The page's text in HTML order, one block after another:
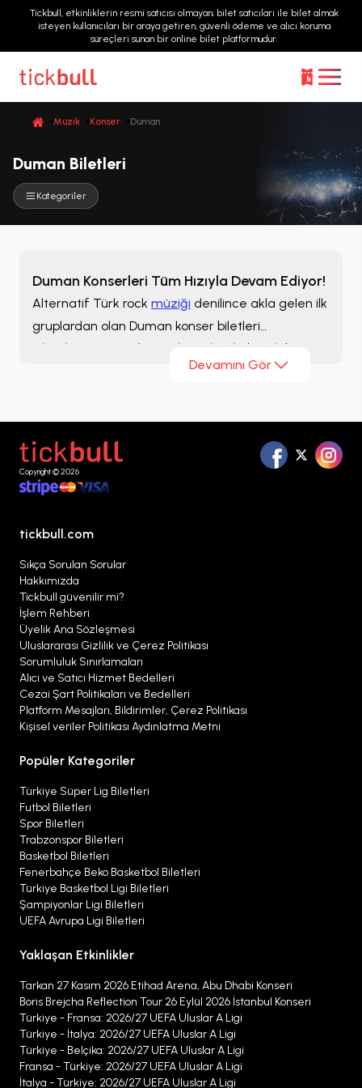
Tickbull, etkinliklerin resmi satıcısı olmayan; bilet satıcıları ile bilet almak
isteyen kullanıcıları bir araya getiren, güvenli ödeme ve alıcı koruma
süreçleri sunan bir online bilet platformudur.
Müzik Konser Duman
Duman Biletleri
Kategoriler
Duman Konserleri Tüm Hızıyla Devam Ediyor!
Alternatif Türk rock müziği denilince akla gelen ilk
gruplardan olan Duman konser biletleri
Biletalsat’ta! “Her Şeyi Yak” şarkısıyla büyük bir
hayran kitlesine ulaşan Duman 2020 konserleri hiç
konserdeki yerinizi alabilir ve Duman konserlerini
en güzel yerden izleme şansını yakalayabilirsiniz.
Devamını Gör
Copyright © 2026
tickbull.com
Sıkça Sorulan Sorular
Hakkımızda
Tickbull güvenilir mi?
İşlem Rehberi
Üyelik Ana Sözleşmesi
Uluslararası Gizlilik ve Çerez Politikası
Sorumluluk Sınırlamaları
Alıcı ve Satıcı Hizmet Bedelleri
Cezai Şart Politikaları ve Bedelleri
Platform Mesajları, Bildirimler, Çerez Politikası
Kişisel veriler Politikası Aydınlatma Metni
Popüler Kategoriler
Türkiye Süper Lig Biletleri
Futbol Biletleri
Spor Biletleri
Trabzonspor Biletleri
Basketbol Biletleri
Fenerbahçe Beko Basketbol Biletleri
Türkiye Basketbol Ligi Biletleri
Şampiyonlar Ligi Biletleri
UEFA Avrupa Ligi Biletleri
Yaklaşan Etkinlikler
Tarkan 27 Kasım 2026 Etihad Arena, Abu Dhabi Konseri
Boris Brejcha Reflection Tour 26 Eylül 2026 İstanbul Konseri
Türkiye - Fransa: 2026/27 UEFA Uluslar A Ligi
Türkiye - İtalya: 2026/27 UEFA Uluslar A Ligi
Türkiye - Belçika: 2026/27 UEFA Uluslar A Ligi
Fransa - Türkiye: 2026/27 UEFA Uluslar A Ligi
İtalya - Türkiye: 2026/27 UEFA Uluslar A Ligi